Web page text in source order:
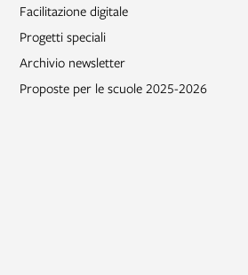
Facilitazione digitale
Progetti speciali
Archivio newsletter
Proposte per le scuole 2025-2026